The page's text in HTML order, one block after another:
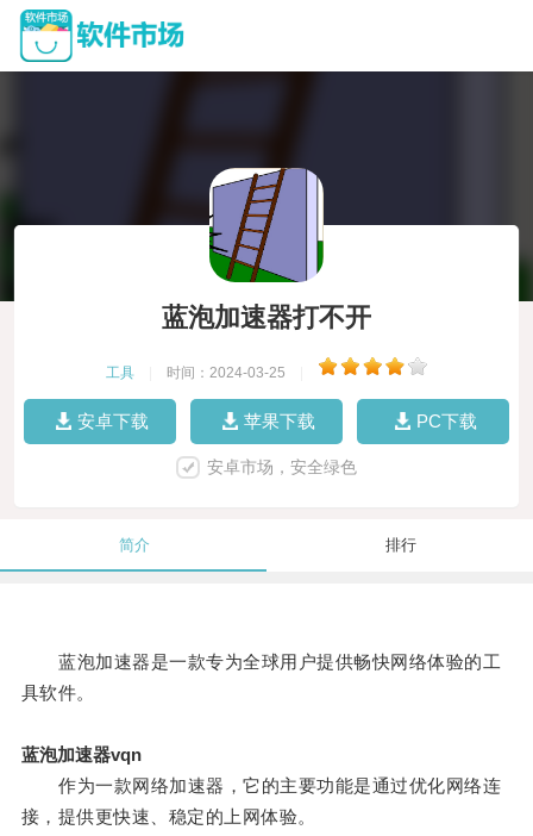
蓝泡加速器打不开
工具 时间：2024-03-25
安卓下载 苹果下载 PC下载
安卓市场，安全绿色
简介 排行
蓝泡加速器是一款专为全球用户提供畅快网络体验的工
具软件。
蓝泡加速器vqn
作为一款网络加速器，它的主要功能是通过优化网络连
接，提供更快速、稳定的上网体验。